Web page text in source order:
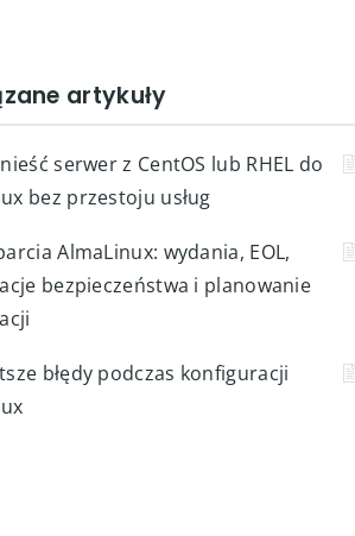
artykuły
serwer z CentOS lub RHEL do
bez przestoju usług
AlmaLinux: wydania, EOL,
bezpieczeństwa i planowanie
błędy podczas konfiguracji